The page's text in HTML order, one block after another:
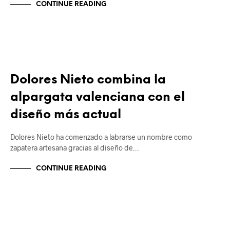
CONTINUE READING
Dolores Nieto combina la
alpargata valenciana con el
diseño más actual
Dolores Nieto ha comenzado a labrarse un nombre como
zapatera artesana gracias al diseño de…
CONTINUE READING